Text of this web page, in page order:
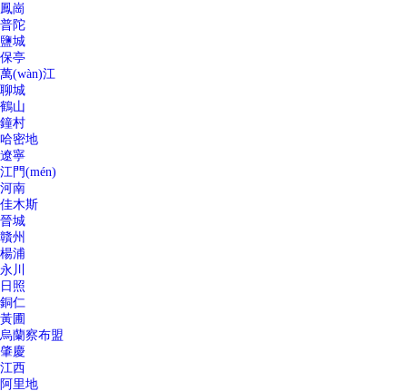
鳳崗
普陀
鹽城
保亭
萬(wàn)江
聊城
鶴山
鐘村
哈密地
遼寧
江門(mén)
河南
佳木斯
晉城
贛州
楊浦
永川
日照
銅仁
黃圃
烏蘭察布盟
肇慶
江西
阿里地